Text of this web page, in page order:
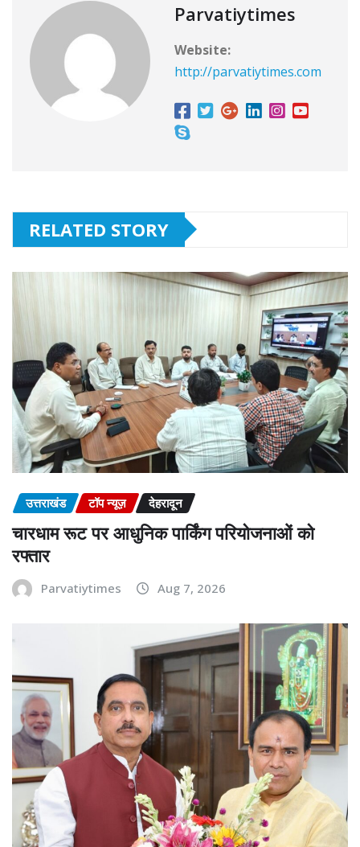
Parvatiytimes
Website:
http://parvatiytimes.com
RELATED STORY
उत्तराखंड टॉप न्यूज़ देहरादून
चारधाम रूट पर आधुनिक पार्किंग परियोजनाओं को
रफ्तार
Parvatiytimes Aug 7, 2026